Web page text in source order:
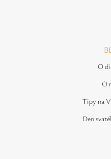
O
O
Tipy na
Den